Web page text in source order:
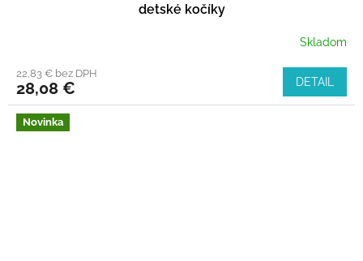
detské kočíky
Skladom
22,83 € bez DPH
28,08 € DETAIL
Novinka